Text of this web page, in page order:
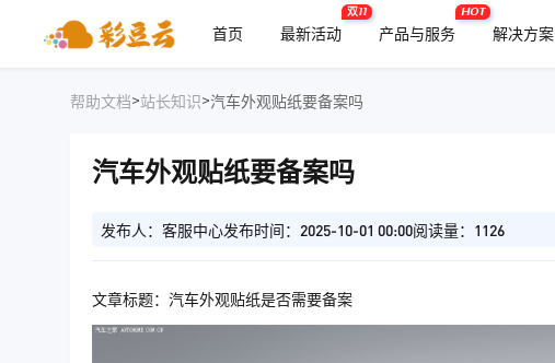
首页 最新活动
双11
产品与服务
HOT
解决方案
帮助文档>站长知识>汽车外观贴纸要备案吗
汽车外观贴纸要备案吗
发布人：客服中心发布时间：2025-10-01 00:00阅读量：1126
文章标题：汽车外观贴纸是否需要备案